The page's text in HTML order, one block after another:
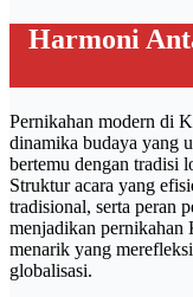
Harmoni
Pernikahan modern di
dinamika budaya yang
bertemu dengan tradisi
Struktur acara yang
tradisional, serta peran
menjadikan pernikahan
menarik yang
globalisasi.